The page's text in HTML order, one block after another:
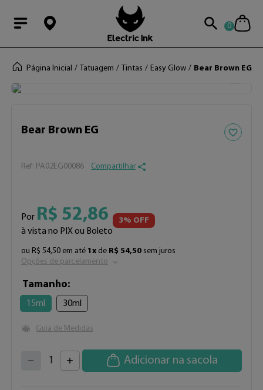
Modal0
Página Inicial Tatuagem Tintas Easy Glow Bear Brown EG
Bear Brown EG Adicionar
: PA02EG00086 Compartilhar
Por R$ 52,86
à vista no PIX ou Boleto
3% OFF
ou R$ 54,50 em até 1x de R$ 54,50 sem juros
Opções de parcelamento
Tamanho
15ml 30ml
Guia de Medidas
1 Adicionar na sacola